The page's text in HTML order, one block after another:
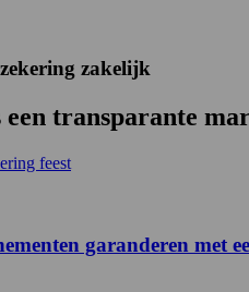
zakelijk
een transparante
garanderen met